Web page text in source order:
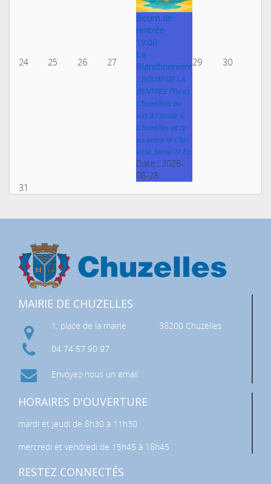
24 25 26 27
Boum de
rentrée
19:00
La
Blanchonnière
? BOUM DE LA
RENTREE ?Tu es
Chuzellois ou
vas à l'école à
Chuzelles et tu
es entre le CM1
et la 3ème ?? Tu
Date : 2026-
08-28
29 30
31
MAIRIE DE CHUZELLES
1, place de la mairie
38200 Chuzelles
04 74 57 90 97
Envoyez-nous un email
HORAIRES D'OUVERTURE
mardi et jeudi de 8h30 à 11h30
mercredi et vendredi de 15h45 à 18h45
RESTEZ CONNECTÉS